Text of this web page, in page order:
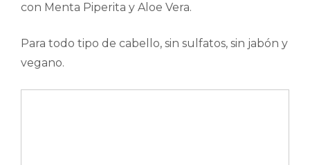
con Menta Piperita y Aloe Vera.
Para todo tipo de cabello, sin sulfatos, sin jabón y
vegano.